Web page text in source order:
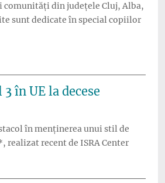
comunități din județele Cluj, Alba,
sunt dedicate în special copiilor
în UE la decese
în menținerea unui stil de
realizat recent de ISRA Center